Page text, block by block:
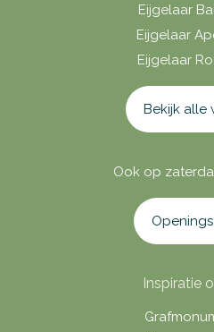
Eijgelaar
Eijgelaar
Eijgelaar
Bekijk alle
Ook op
Inspiratie